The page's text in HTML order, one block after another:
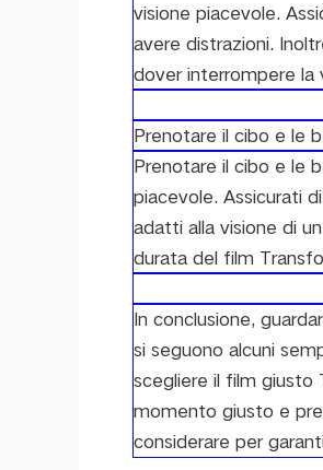
visione piacevole.
avere distrazioni.
dover interrompere la
Prenotare il cibo e le
Prenotare il cibo e le
piacevole. Assicurati
adatti alla visione di
durata del film
In conclusione,
si seguono alcuni
scegliere il film giusto
momento giusto e
considerare per